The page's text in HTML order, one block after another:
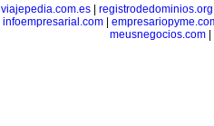
viajepedia.com.es| registrodedominios.org
infoempresarial.com|
meusnegocios.com